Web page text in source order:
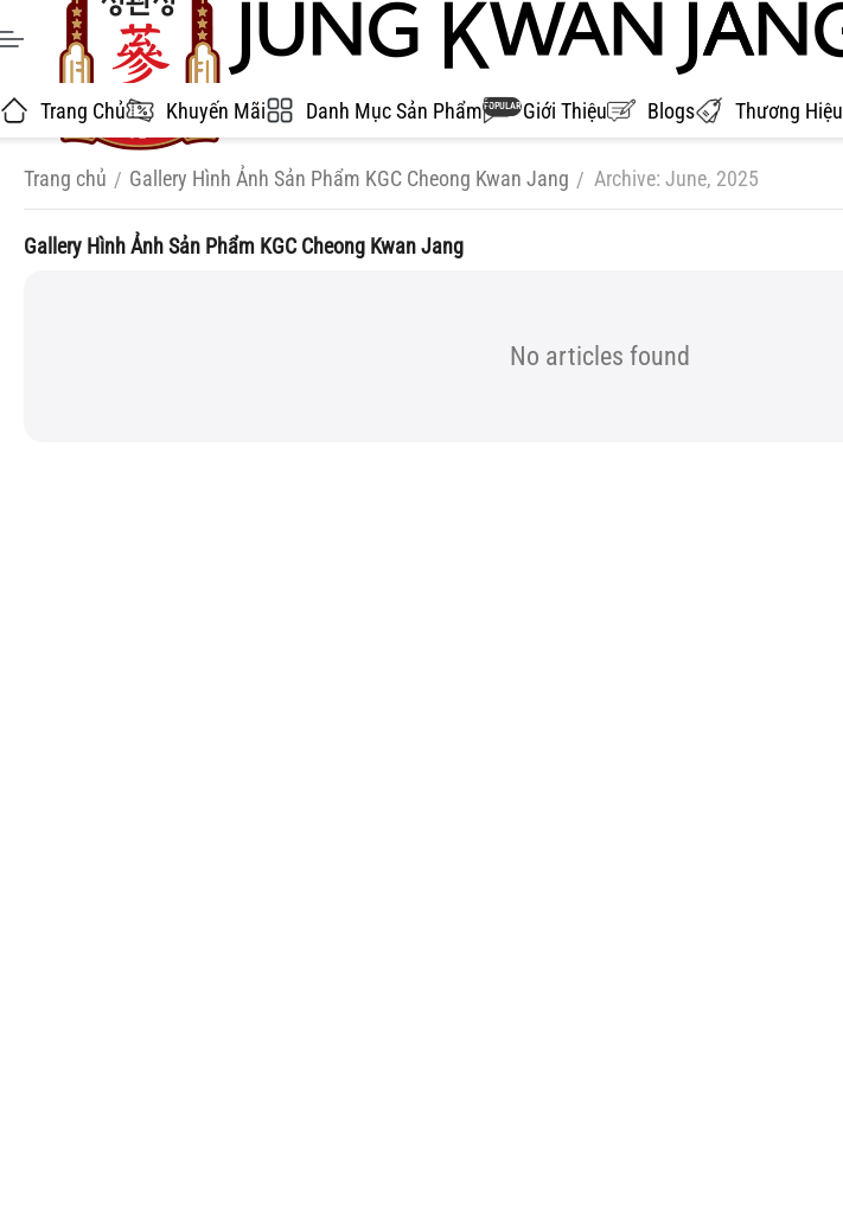
Trang Chủ Khuyến Mãi Danh Mục Sản Phẩm POPULAR Giới Thiệu Blogs Thương Hiệu
Trang chủ / Gallery Hình Ảnh Sản Phẩm KGC Cheong Kwan Jang / Archive: June, 2025
Gallery Hình Ảnh Sản Phẩm KGC Cheong Kwan Jang
No articles found